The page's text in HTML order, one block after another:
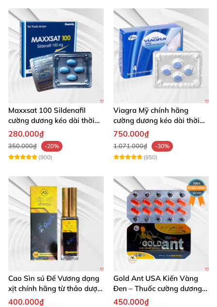
Maxxsat 100 Sildenafil
cường dương kéo dài thời
gian cho nam
280.000₫
350.000₫
-20%
(900)
Viagra Mỹ chính hãng
cường dương kéo dài thời
gian nhập khẩu
750.000₫
1.071.000₫
-30%
(850)
Cao Sìn sú Đế Vương dạng
xịt chính hãng từ thảo dược
Ê Đê Việt Nam
400.000₫
Gold Ant USA Kiến Vàng
Đen – Thuốc cường dương
tăng sinh lý nam mạnh
450.000₫